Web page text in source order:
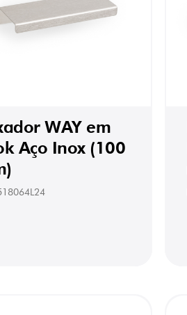
WAY em
Aço Inox (100